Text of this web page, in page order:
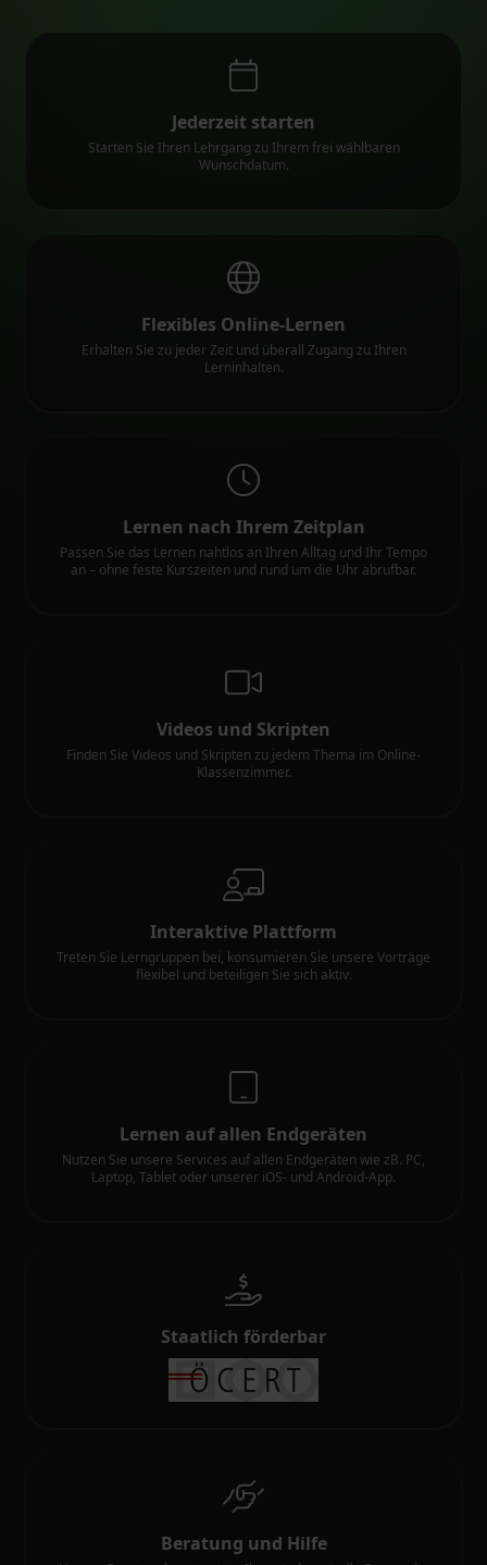
Jederzeit starten
Starten Sie Ihren Lehrgang zu Ihrem frei wählbaren
Wunschdatum.
Flexibles Online-Lernen
Erhalten Sie zu jeder Zeit und überall Zugang zu Ihren
Lerninhalten.
Lernen nach Ihrem Zeitplan
Passen Sie das Lernen nahtlos an Ihren Alltag und Ihr Tempo
an – ohne feste Kurszeiten und rund um die Uhr abrufbar.
Videos und Skripten
Finden Sie Videos und Skripten zu jedem Thema im Online-
Klassenzimmer.
Interaktive Plattform
Treten Sie Lerngruppen bei, konsumieren Sie unsere Vorträge
flexibel und beteiligen Sie sich aktiv.
Lernen auf allen Endgeräten
Nutzen Sie unsere Services auf allen Endgeräten wie zB. PC,
Laptop, Tablet oder unserer iOS- und Android-App.
Staatlich förderbar
Beratung und Hilfe